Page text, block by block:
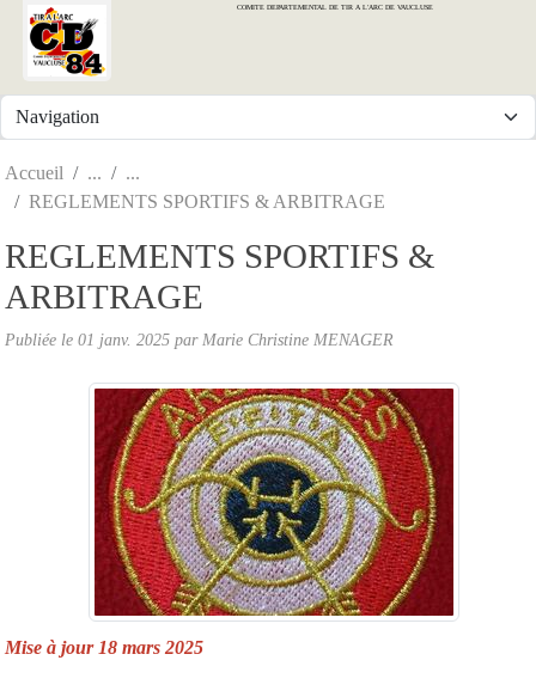
COMITE DEPARTEMENTAL DE TIR A L'ARC DE VAUCLUSE
Accueil
REGLEMENTS SPORTIFS & ARBITRAGE
REGLEMENTS SPORTIFS &
ARBITRAGE
Publiée le 01 janv. 2025 par Marie Christine MENAGER
Mise à jour 18 mars 2025
Panneau de gestion des cookies